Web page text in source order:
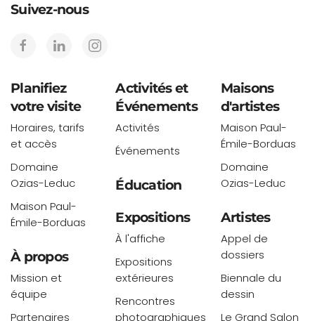
Suivez-nous
Planifiez
votre visite
Horaires, tarifs
et accès
Domaine
Ozias-Leduc
Maison Paul-
Émile-Borduas
À propos
Mission et
équipe
Partenaires
Activités et
Événements
Activités
Événements
Éducation
Expositions
À l'affiche
Expositions
extérieures
Rencontres
photographiques
Maisons
d'artistes
Maison Paul-
Émile-Borduas
Domaine
Ozias-Leduc
Artistes
Appel de
dossiers
Biennale du
dessin
Le Grand Salon